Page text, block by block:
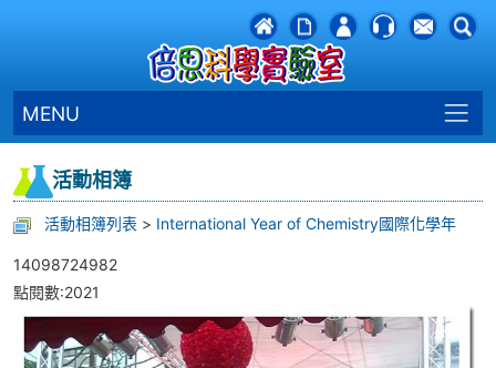
MENU
活動相簿
活動相簿列表 > International Year of Chemistry國際化學年
14098724982
點閱數:2021